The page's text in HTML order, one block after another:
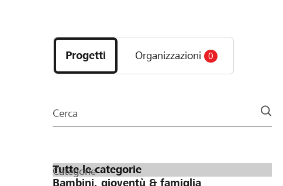
i
progetti
e
della
Progetti Organizzazioni 0
Cerca
Categorie